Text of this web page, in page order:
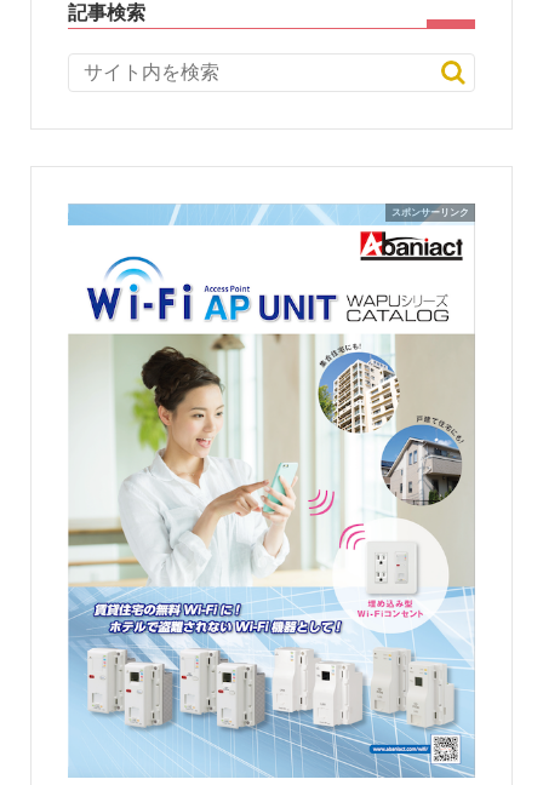
記事検索